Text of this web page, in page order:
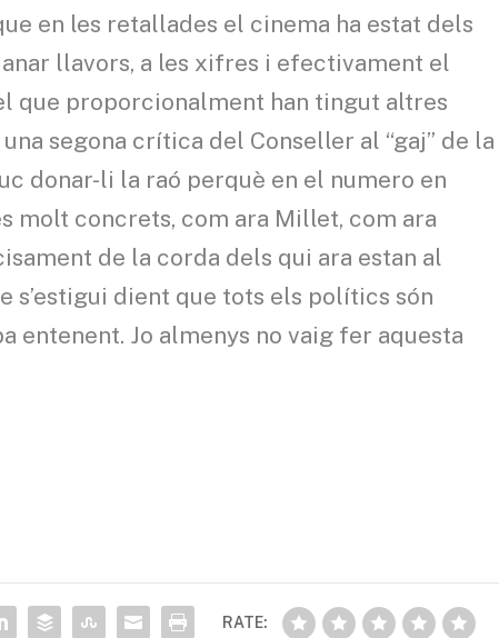
en les retallades el cinema ha estat dels
llavors, a les xifres i efectivament el
que proporcionalment han tingut altres
segona crítica del Conseller al “gaj” de la
donar-li la raó perquè en el numero en
molt concrets, com ara Millet, com ara
de la corda dels qui ara estan al
s’estigui dient que tots els polítics són
entenent. Jo almenys no vaig fer aquesta
RATE: